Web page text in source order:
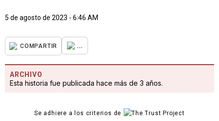
5 de agosto de 2023 - 6:46 AM
COMPARTIR ...
ARCHIVO
Esta historia fue publicada hace más de 3 años.
Se adhiere a los criterios de